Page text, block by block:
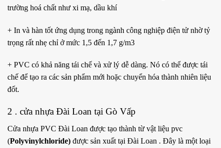
trường hoá chất như xi mạ, dầu khí
+ In và hàn tốt ứng dụng trong ngành công nghiệp điện tử nhờ tỷ
trọng rất nhẹ chỉ ở mức 1,5 đến 1,7 g/m3
+ PVC có khả năng tái chế và xử lý dễ dàng. Nó có thể được tái
chế để tạo ra các sản phẩm mới hoặc chuyển hóa thành nhiên liệu
đốt.
2 . cửa nhựa Đài Loan tại Gò Vấp
Cửa nhựa PVC Đài Loan được tạo thành từ vật liệu pvc
(Polyvinylchloride) được sản xuất tại Đài Loan . Đây là một loại